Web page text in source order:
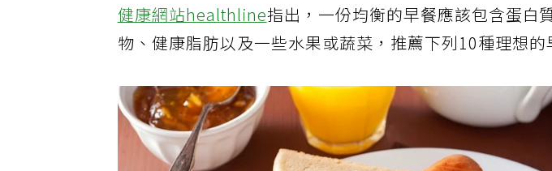
健康網站healthline指出，一份均衡的早餐應該包含蛋白
物、健康脂肪以及一些水果或蔬菜，推薦下列10種理想的